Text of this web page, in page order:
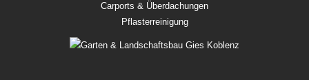
Carports & Überdachungen
Pflasterreinigung